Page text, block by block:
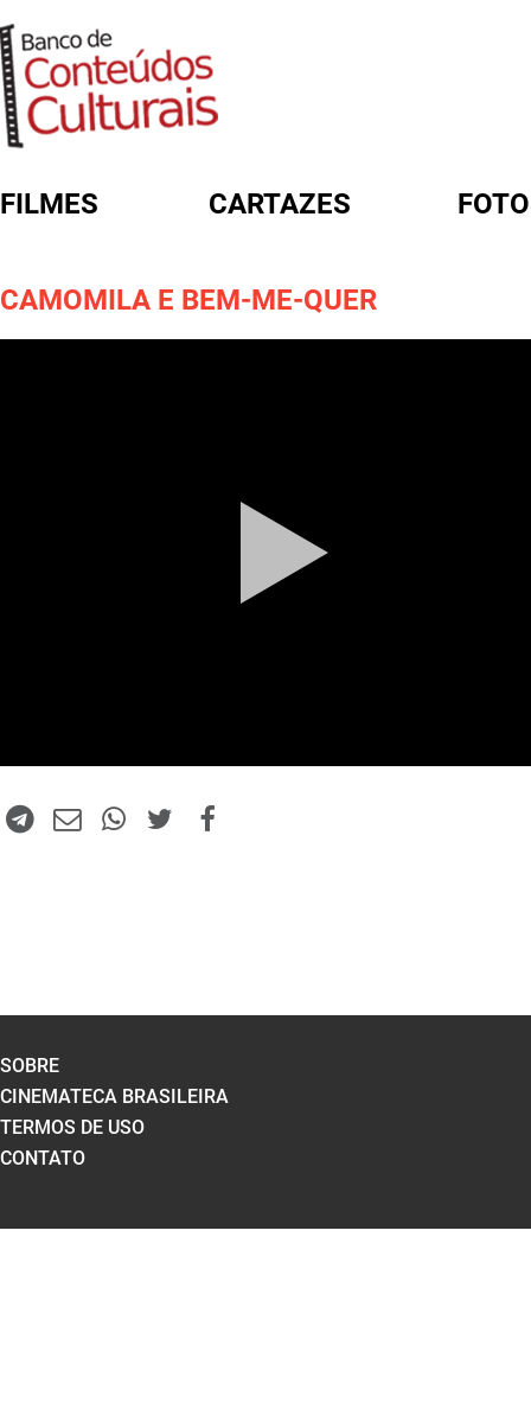
FILMES CARTAZES
CAMOMILA E BEM-ME-QUER
SOBRE
CINEMATECA BRASILEIRA
TERMOS DE USO
CONTATO